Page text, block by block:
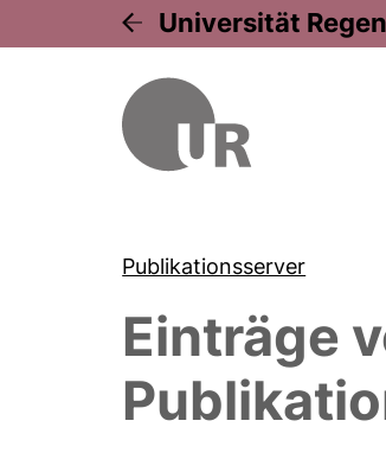
Universität
Publikationsserver
Einträge